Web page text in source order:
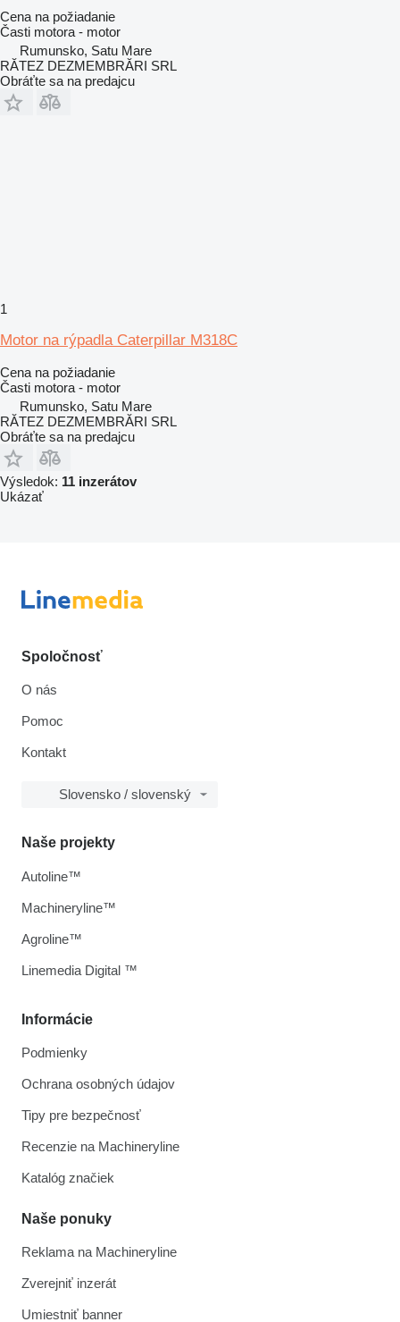
Cena na požiadanie
Časti motora - motor
Rumunsko, Satu Mare
RĂTEZ DEZMEMBRĂRI SRL
Obráťte sa na predajcu
1
Motor na rýpadla Caterpillar M318C
Cena na požiadanie
Časti motora - motor
Rumunsko, Satu Mare
RĂTEZ DEZMEMBRĂRI SRL
Obráťte sa na predajcu
Výsledok: 11 inzerátov
Ukázať
Spoločnosť
O nás
Pomoc
Kontakt
Slovensko / slovenský
Informácie
Podmienky
Ochrana osobných údajov
Tipy pre bezpečnosť
Recenzie na Machineryline
Katalóg značiek
Naše ponuky
Reklama na Machineryline
Zverejniť inzerát
Umiestniť banner
Naše projekty
Autoline™
Machineryline™
Agroline™
Linemedia Digital ™